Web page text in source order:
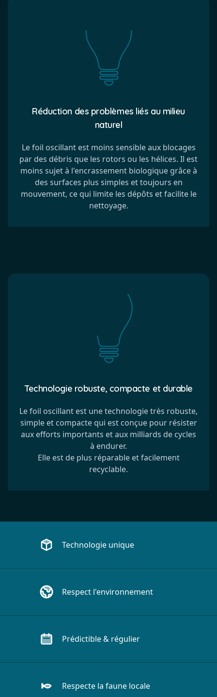
Réduction des problèmes liés au milieu
naturel
Le foil oscillant est moins sensible aux blocages
par des débris que les rotors ou les hélices. Il est
moins sujet à l'encrassement biologique grâce à
des surfaces plus simples et toujours en
mouvement, ce qui limite les dépôts et facilite le
nettoyage.
Technologie robuste, compacte et durable
Le foil oscillant est une technologie très robuste,
simple et compacte qui est conçue pour résister
aux efforts importants et aux milliards de cycles
à endurer.
Elle est de plus réparable et facilement
recyclable.
Technologie unique
Respect l'environnement
Prédictible & régulier
Respecte la faune locale